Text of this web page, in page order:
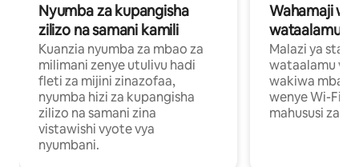
Nyumba za kupangisha
zilizo na samani kamili
Kuanzia nyumba za mbao za
milimani zenye utulivu hadi
fleti za mijini zinazofaa,
nyumba hizi za kupangisha
zilizo na samani zina
vistawishi vyote vya
nyumbani.
Wahamaji
wataalamu
Malazi ya
wataalamu
wakiwa mbali
wenye Wi-Fi
mahususi za